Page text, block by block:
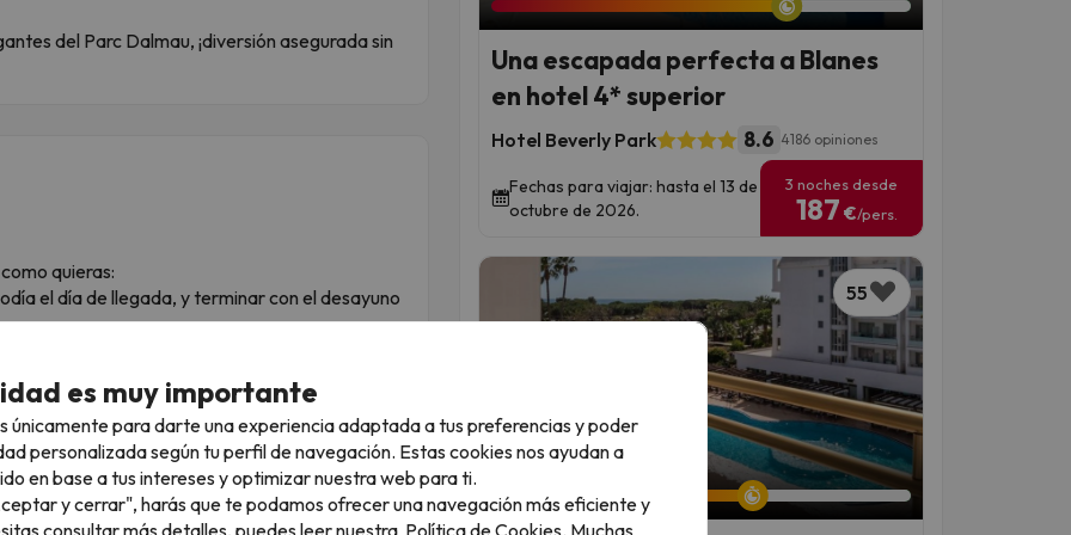
del Parc Dalmau, ¡diversión asegurada sin
quieras:
el día de llegada, y terminar con el desayuno
llegues al alojamiento, indícales con qué comida
los horarios de entrega de llaves y salida de
Una escapada perfecta a Blanes
en hotel 4* superior
Hotel Beverly Park 8.6 4186 opiniones
Fechas para viajar: hasta el 13 de
octubre de 2026.
3 noches desde
187 €/pers.
55
Quedan 6 días 9 horas
es muy importante
únicamente para darte una experiencia adaptada a tus preferencias y poder
personalizada según tu perfil de navegación. Estas cookies nos ayudan a
en base a tus intereses y optimizar nuestra web para ti.
y cerrar", harás que te podamos ofrecer una navegación más eficiente y
consultar más detalles, puedes leer nuestra Política de Cookies. Muchas